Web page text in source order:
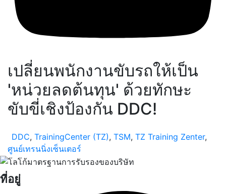
เปลี่ยนพนักงานขับรถให้เป็น
'หน่วยลดต้นทุน' ด้วยทักษะ
ขับขี่เชิงป้องกัน DDC!
DDC, TrainingCenter (TZ), TSM, TZ Training Zenter,
ศูนย์เทรนนิ่งเซ็นเตอร์
ที่อยู่